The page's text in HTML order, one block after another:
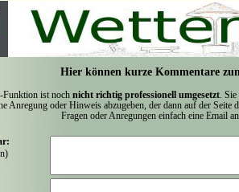
Hier können kurze Kommentare
Funktion ist noch nicht richtig professionell umgesetzt .
Anregung oder Hinweis abzugeben, der dann auf der
Fragen oder Anregungen einfach eine Email